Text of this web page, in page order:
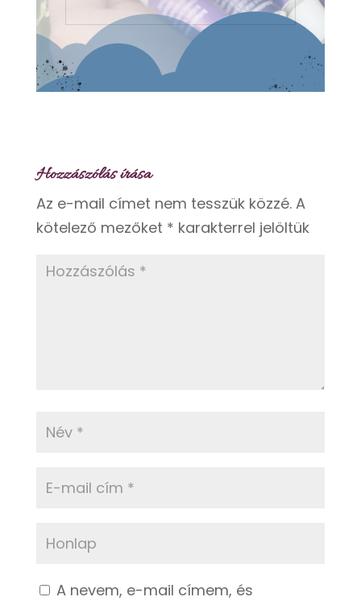
Hozzászólás írása
Az e-mail címet nem tesszük közzé. A
kötelező mezőket * karakterrel jelöltük
A nevem, e-mail címem, és